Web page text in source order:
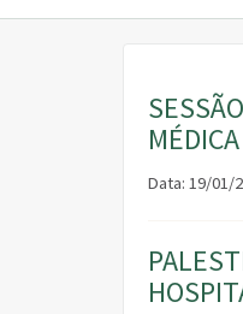
MÉDICA
Data: 19/01/